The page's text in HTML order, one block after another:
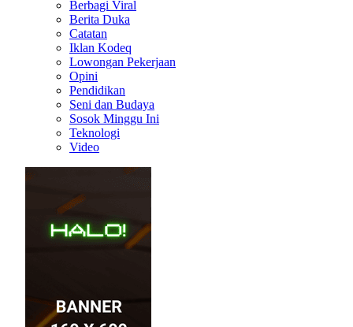
Berbagi Viral
Berita Duka
Catatan
Iklan Kodeq
Lowongan Pekerjaan
Opini
Pendidikan
Seni dan Budaya
Sosok Minggu Ini
Teknologi
Video